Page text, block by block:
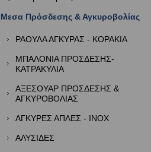
Μεσα Πρόσδεσης & Αγκυροβολίας
ΡΑΟΥΛΑ ΑΓΚΥΡΑΣ - ΚΟΡΑΚΙΑ
ΜΠΑΛΟΝΙΑ ΠΡΟΣΔΕΣΗΣ-
ΚΑΤΡΑΚΥΛΙΑ
ΑΞΕΣΟΥΑΡ ΠΡΟΣΔΕΣΗΣ &
ΑΓΚΥΡΟΒΟΛΙΑΣ
ΑΓΚΥΡΕΣ ΑΠΛΕΣ - ΙΝΟΧ
ΑΛΥΣΙΔΕΣ